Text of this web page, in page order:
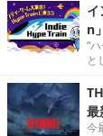
n」
“
と
最
今